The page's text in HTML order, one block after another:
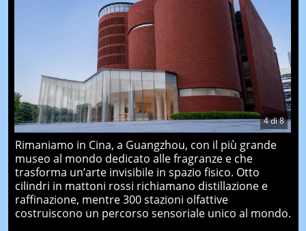
4di8
Rimaniamo in Cina, a Guangzhou, con il più grande
museo al mondo dedicato alle fragranze e che
trasforma un’arte invisibile in spazio fisico. Otto
cilindri in mattoni rossi richiamano distillazione e
raffinazione, mentre 300 stazioni olfattive
costruiscono un percorso sensoriale unico al mondo.